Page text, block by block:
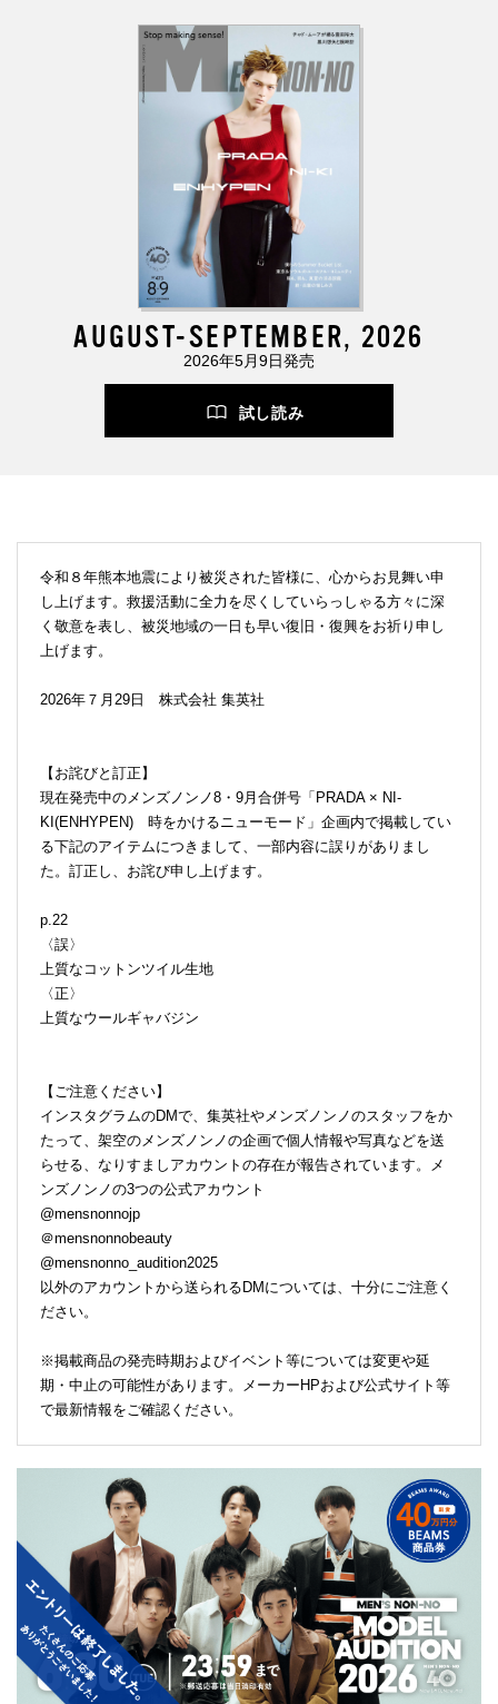
AUGUST-SEPTEMBER, 2026
2026年5月9日発売
試し読み
令和８年熊本地震により被災された皆様に、心からお見舞い申
し上げます。救援活動に全力を尽くしていらっしゃる方々に深
く敬意を表し、被災地域の一日も早い復旧・復興をお祈り申し
上げます。
2026年７月29日 株式会社 集英社
【お詫びと訂正】
現在発売中のメンズノンノ8・9月合併号「PRADA × NI-
KI(ENHYPEN) 時をかけるニューモード」企画内で掲載してい
る下記のアイテムにつきまして、一部内容に誤りがありまし
た。訂正し、お詫び申し上げます。
p.22
〈誤〉
上質なコットンツイル生地
〈正〉
上質なウールギャバジン
【ご注意ください】
インスタグラムのDMで、集英社やメンズノンノのスタッフをか
たって、架空のメンズノンノの企画で個人情報や写真などを送
らせる、なりすましアカウントの存在が報告されています。メ
ンズノンノの3つの公式アカウント
@mensnonnojp
＠mensnonnobeauty
@mensnonno_audition2025
以外のアカウントから送られるDMについては、十分にご注意く
ださい。
※掲載商品の発売時期およびイベント等については変更や延
期・中止の可能性があります。メーカーHPおよび公式サイト等
で最新情報をご確認ください。